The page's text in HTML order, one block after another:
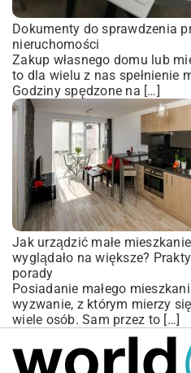
Dokumenty do sprawdzenia
nieruchomości
Zakup własnego domu lub
to dla wielu z nas spełnienie
Godziny spędzone na […]
Jak urządzić małe
wyglądało na większe?
porady
Posiadanie małego
wyzwanie, z którym mierzy
wiele osób. Sam przez to […]